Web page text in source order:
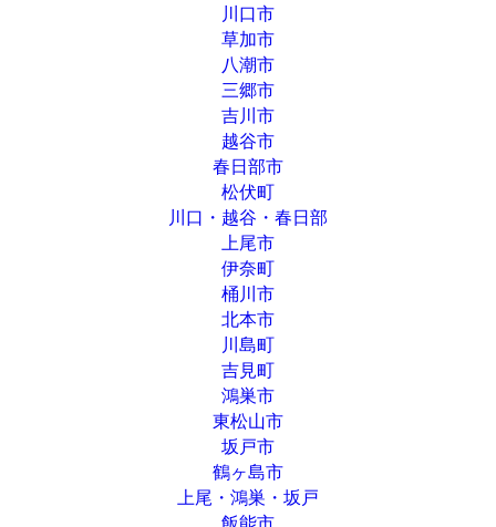
川口市
草加市
八潮市
三郷市
吉川市
越谷市
春日部市
松伏町
川口・越谷・春日部
上尾市
伊奈町
桶川市
北本市
川島町
吉見町
鴻巣市
東松山市
坂戸市
鶴ヶ島市
上尾・鴻巣・坂戸